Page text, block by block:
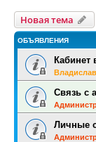
Новая тема
ОБЪЯВЛЕНИЯ
Кабинет
Связь с
Личные